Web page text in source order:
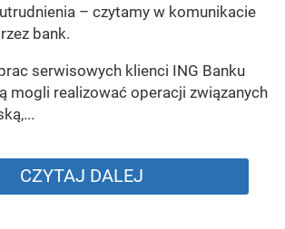
– czytamy w komunikacie
bank.
serwisowych klienci ING Banku
mogli realizować operacji związanych
CZYTAJ DALEJ